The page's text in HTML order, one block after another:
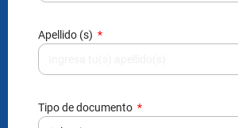
Apellido (s)
Tipo de documento